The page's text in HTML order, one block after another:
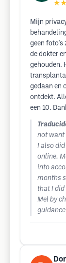
Mijn
geen foto's
de dokter
gehouden.
gedaan en
ontdekt.
een 10.
not want
I also
online.
into
months
that I did
Mel by